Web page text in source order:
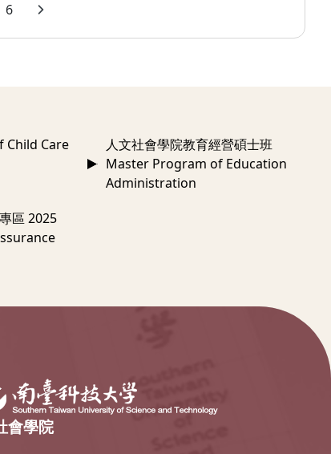
6
Child Care
人文社會學院教育經營碩士班
Master Program of Education
Administration
區 2025
會學院